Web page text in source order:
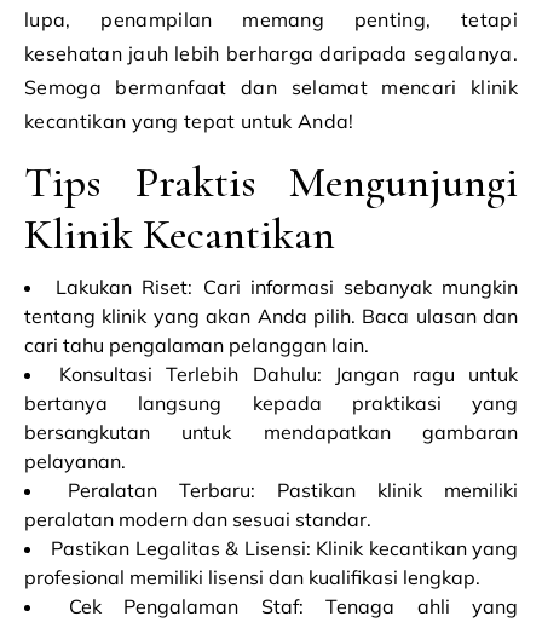
lupa, penampilan memang penting, tetapi
kesehatan jauh lebih berharga daripada segalanya.
Semoga bermanfaat dan selamat mencari klinik
kecantikan yang tepat untuk Anda!
Tips Praktis Mengunjungi
Klinik Kecantikan
Lakukan Riset: Cari informasi sebanyak mungkin
tentang klinik yang akan Anda pilih. Baca ulasan dan
cari tahu pengalaman pelanggan lain.
Konsultasi Terlebih Dahulu: Jangan ragu untuk
bertanya langsung kepada praktikasi yang
bersangkutan untuk mendapatkan gambaran
pelayanan.
Peralatan Terbaru: Pastikan klinik memiliki
peralatan modern dan sesuai standar.
Pastikan Legalitas & Lisensi: Klinik kecantikan yang
profesional memiliki lisensi dan kualifikasi lengkap.
Cek Pengalaman Staf: Tenaga ahli yang